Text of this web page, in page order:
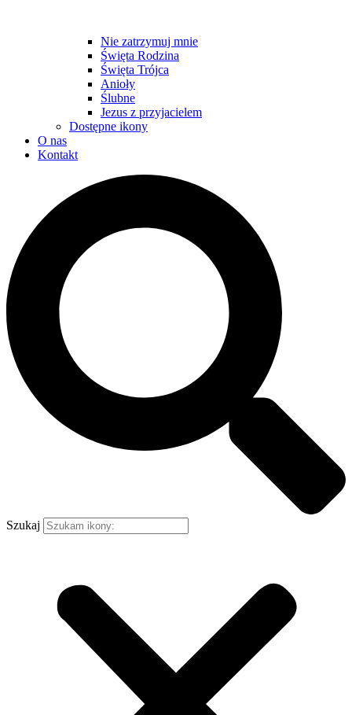
Nie zatrzymuj mnie
Święta Rodzina
Święta Trójca
Anioły
Ślubne
Jezus z przyjacielem
Dostępne ikony
O nas
Kontakt
Szukaj